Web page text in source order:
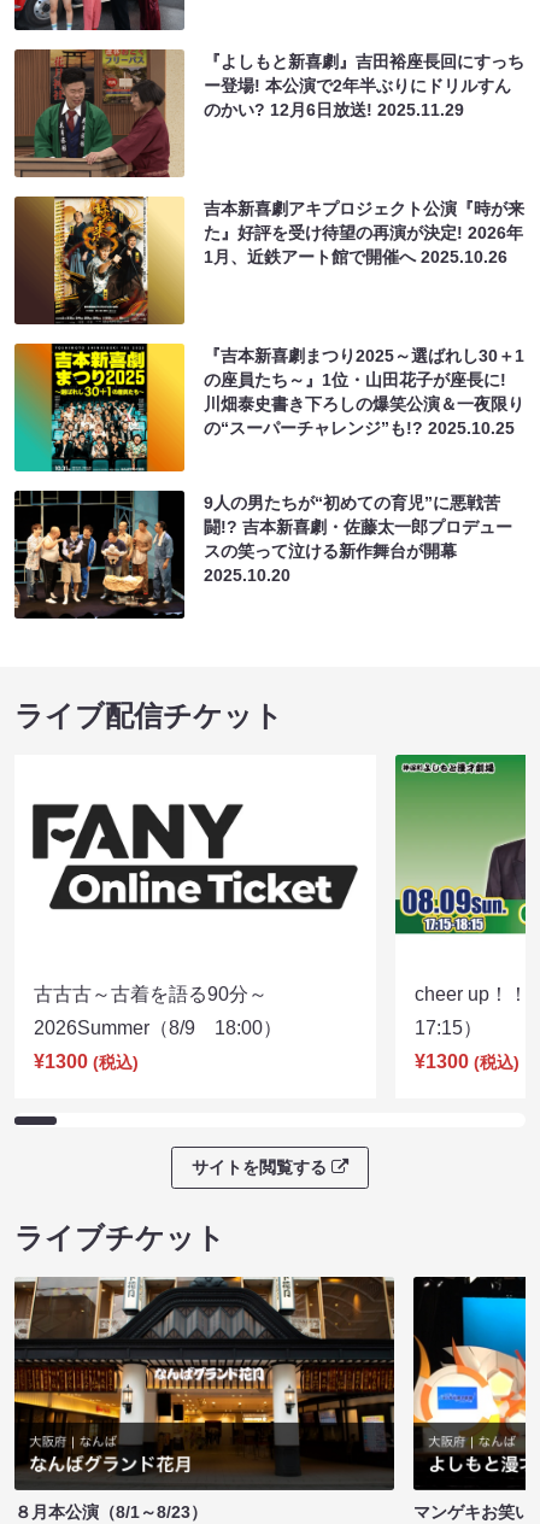
『よしもと新喜劇』吉田裕座長回にすっち
ー登場! 本公演で2年半ぶりにドリルすん
のかい? 12月6日放送!2025.11.29
吉本新喜劇アキプロジェクト公演『時が来
た』好評を受け待望の再演が決定! 2026年
1月、近鉄アート館で開催へ2025.10.26
『吉本新喜劇まつり2025～選ばれし30＋1
の座員たち～』1位・山田花子が座長に!
川畑泰史書き下ろしの爆笑公演＆一夜限り
の“スーパーチャレンジ”も!?2025.10.25
9人の男たちが“初めての育児”に悪戦苦
闘!? 吉本新喜劇・佐藤太一郎プロデュー
スの笑って泣ける新作舞台が開幕
2025.10.20
ライブ配信チケット
古古古～古着を語る90分～
2026Summer（8/9 18:00）
¥1300 (税込)
cheer up！
17:15）
¥1300 (税込)
サイトを閲覧する
ライブチケット
８月本公演（8/1～8/23）
マンゲキお笑い